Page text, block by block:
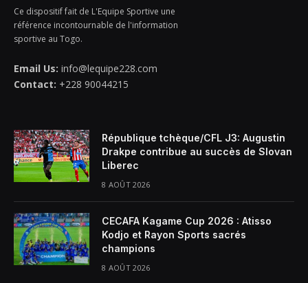
Ce dispositif fait de L'Equipe Sportive une
référence incontournable de l'information
sportive au Togo.
Email Us: info@lequipe228.com
Contact: +228 90044215
République tchèque/CFL J3: Augustin
Drakpe contribue au succès de Slovan
Liberec
8 AOÛT 2026
CECAFA Kagame Cup 2026 : Atisso
Kodjo et Rayon Sports sacrés
champions
8 AOÛT 2026